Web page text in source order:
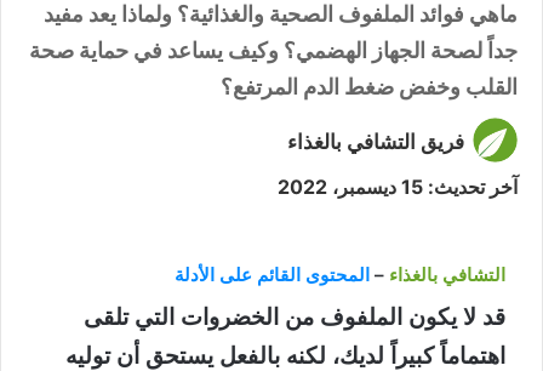
ماهي فوائد الملفوف الصحية والغذائية؟ ولماذا يعد مفيد
جداً لصحة الجهاز الهضمي؟ وكيف يساعد في حماية صحة
القلب وخفض ضغط الدم المرتفع؟
فريق التشافي بالغذاء
آخر تحديث: 15 ديسمبر، 2022
التشافي بالغذاء – المحتوى القائم على الأدلة
قد لا يكون الملفوف من الخضروات التي تلقى
اهتماماً كبيراً لديك، لكنه بالفعل يستحق أن توليه